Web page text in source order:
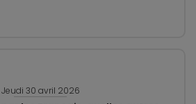
Jeudi 30 avril 2026